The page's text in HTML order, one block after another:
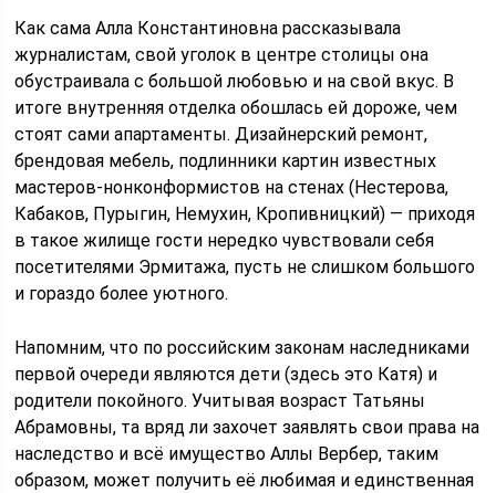
Как сама Алла Константиновна рассказывала
журналистам, свой уголок в центре столицы она
обустраивала с большой любовью и на свой вкус. В
итоге внутренняя отделка обошлась ей дороже, чем
стоят сами апартаменты. Дизайнерский ремонт,
брендовая мебель, подлинники картин известных
мастеров-нонконформистов на стенах (Нестерова,
Кабаков, Пурыгин, Немухин, Кропивницкий) — приходя
в такое жилище гости нередко чувствовали себя
посетителями Эрмитажа, пусть не слишком большого
и гораздо более уютного.
Напомним, что по российским законам наследниками
первой очереди являются дети (здесь это Катя) и
родители покойного. Учитывая возраст Татьяны
Абрамовны, та вряд ли захочет заявлять свои права на
наследство и всё имущество Аллы Вербер, таким
образом, может получить её любимая и единственная